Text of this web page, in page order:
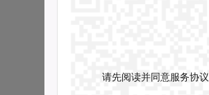
请先阅读并同意服务协议